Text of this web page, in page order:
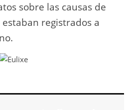
sobre las causas de
registrados a